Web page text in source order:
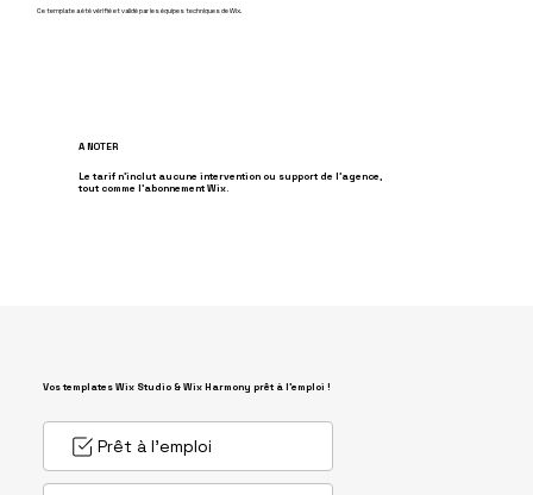
Ce template a été vérifié et validé par les équipes techniques de Wix.
A NOTER
Le tarif n'inclut aucune intervention ou support de l'agence,
tout comme l'abonnement Wix.
Vos templates Wix Studio & Wix Harmony prêt à l'emploi !
Prêt à l'emploi